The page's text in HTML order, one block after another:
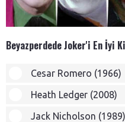
Beyazperdede Joker'i En İyi
Cesar Romero (1966)
Heath Ledger (2008)
Jack Nicholson (1989)